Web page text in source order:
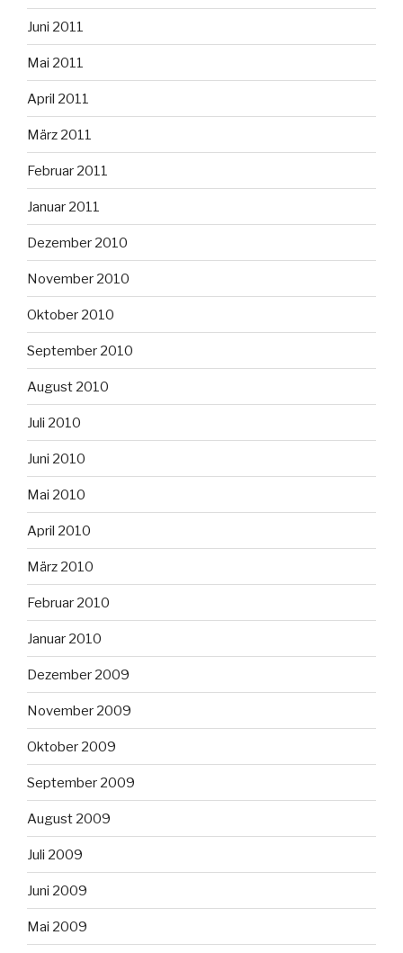
Juni 2011
Mai 2011
April 2011
März 2011
Februar 2011
Januar 2011
Dezember 2010
November 2010
Oktober 2010
September 2010
August 2010
Juli 2010
Juni 2010
Mai 2010
April 2010
März 2010
Februar 2010
Januar 2010
Dezember 2009
November 2009
Oktober 2009
September 2009
August 2009
Juli 2009
Juni 2009
Mai 2009